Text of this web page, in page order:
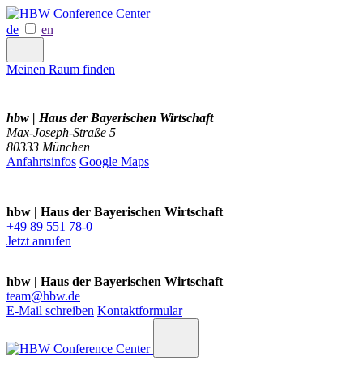
de en
Meinen Raum finden
hbw | Haus der Bayerischen Wirtschaft
Max-Joseph-Straße 5
80333 München
Anfahrtsinfos Google Maps
hbw | Haus der Bayerischen Wirtschaft
+49 89 551 78-0
Jetzt anrufen
hbw | Haus der Bayerischen Wirtschaft
team@hbw.de
E-Mail schreiben Kontaktformular